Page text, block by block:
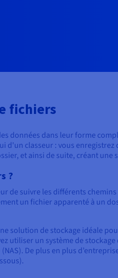
fichiers
données dans leur forme
d'un classeur : vous
et ainsi de suite, créant
?
de suivre les différents
un fichier apparenté à un
solution de stockage idéale
utiliser un système de
De plus en plus